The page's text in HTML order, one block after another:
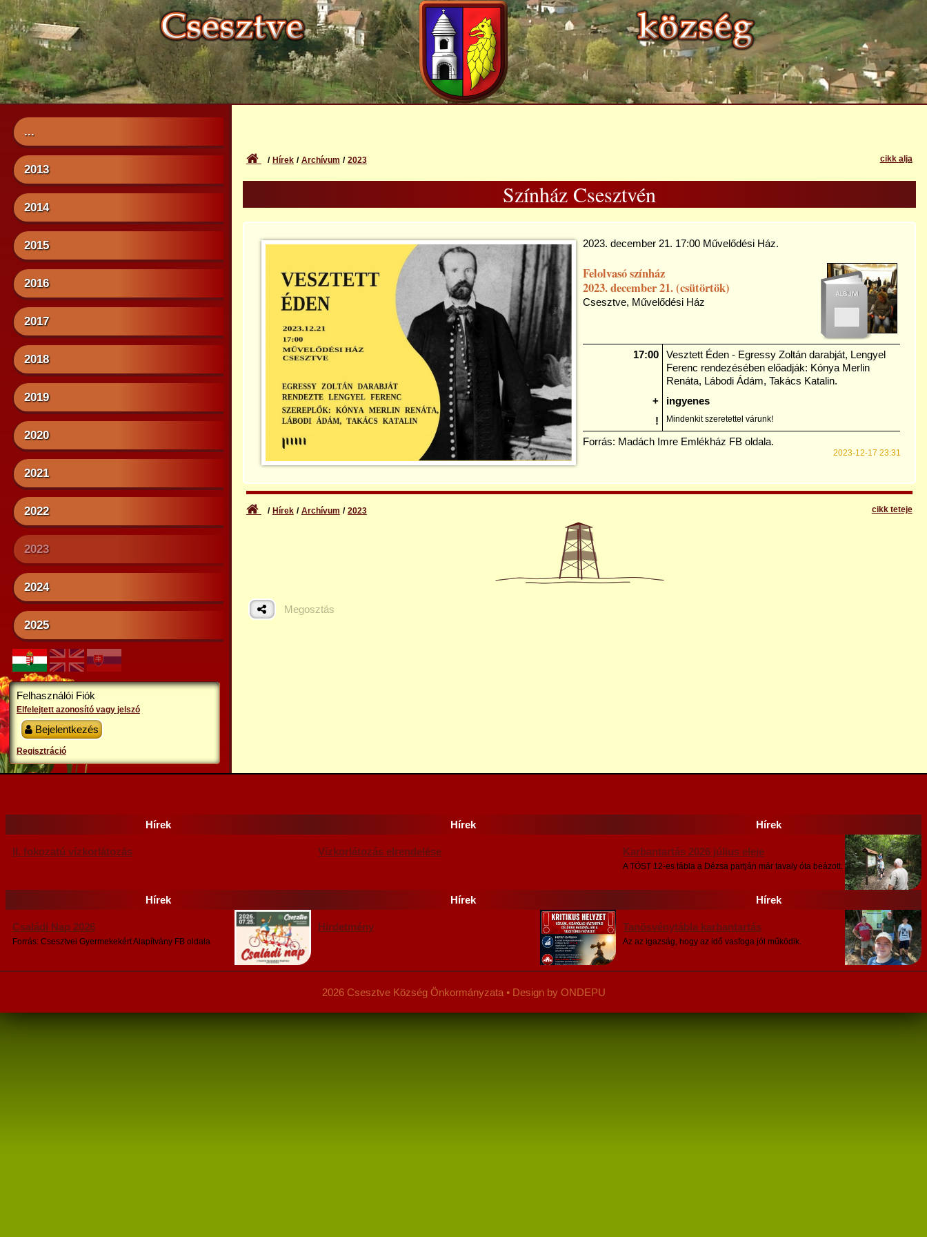
...
2013
2014
2015
2016
2017
2018
2019
2020
2021
2022
2023
2024
2025
Felhasználói Fiók
Elfelejtett azonosító vagy jelszó
Bejelentkezés
Regisztráció
cikk alja
Hírek Archívum 2023
Színház Csesztvén
2023. december 21. 17:00 Művelődési Ház.
Felolvasó színház
2023. december 21. (csütörtök)
Csesztve, Művelődési Ház
17:00
Vesztett Éden - Egressy Zoltán darabját, Lengyel
Ferenc rendezésében előadják: Kónya Merlin
Renáta, Lábodi Ádám, Takács Katalin.
+
ingyenes
!
Mindenkit szeretettel várunk!
Forrás: Madách Imre Emlékház FB oldala.
2023-12-17 23:31
cikk teteje
Hírek Archívum 2023
Megosztás
Hírek
II. fokozatú vízkorlátozás
Hírek
Vízkorlátozás elrendelése
Hírek
Karbantartás 2026 július eleje
A TÖST 12-es tábla a Dézsa partján már tavaly óta beázott.
Hírek
Családi Nap 2026
Forrás: Csesztvei Gyermekekért Alapítvány FB oldala
Hírek
Hirdetmény
Hírek
Tanösvénytábla karbantartás
Az az igazság, hogy az idő vasfoga jól működik.
2026 Csesztve Község Önkormányzata • Design by ONDEPU